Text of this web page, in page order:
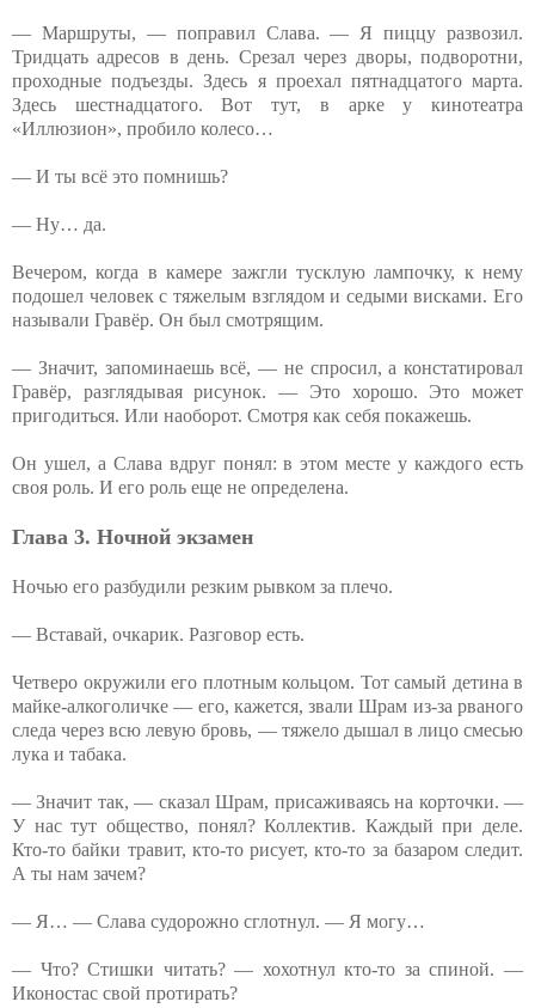
— Маршруты, — поправил Слава. — Я пиццу развозил.
Тридцать адресов в день. Срезал через дворы, подворотни,
проходные подъезды. Здесь я проехал пятнадцатого марта.
Здесь шестнадцатого. Вот тут, в арке у кинотеатра
«Иллюзион», пробило колесо…
— И ты всё это помнишь?
— Ну… да.
Вечером, когда в камере зажгли тусклую лампочку, к нему
подошел человек с тяжелым взглядом и седыми висками. Его
называли Гравёр. Он был смотрящим.
— Значит, запоминаешь всё, — не спросил, а констатировал
Гравёр, разглядывая рисунок. — Это хорошо. Это может
пригодиться. Или наоборот. Смотря как себя покажешь.
Он ушел, а Слава вдруг понял: в этом месте у каждого есть
своя роль. И его роль еще не определена.
Глава 3. Ночной экзамен
Ночью его разбудили резким рывком за плечо.
— Вставай, очкарик. Разговор есть.
Четверо окружили его плотным кольцом. Тот самый детина в
майке-алкоголичке — его, кажется, звали Шрам из-за рваного
следа через всю левую бровь, — тяжело дышал в лицо смесью
лука и табака.
— Значит так, — сказал Шрам, присаживаясь на корточки. —
У нас тут общество, понял? Коллектив. Каждый при деле.
Кто-то байки травит, кто-то рисует, кто-то за базаром следит.
А ты нам зачем?
— Я… — Слава судорожно сглотнул. — Я могу…
— Что? Стишки читать? — хохотнул кто-то за спиной. —
Иконостас свой протирать?